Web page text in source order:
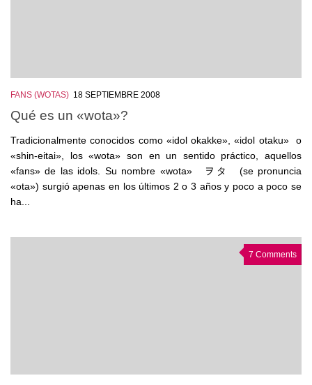
FANS (WOTAS) 18 SEPTIEMBRE 2008
Qué es un «wota»?
Tradicionalmente conocidos como «idol okakke», «idol otaku» o
«shin-eitai», los «wota» son en un sentido práctico, aquellos
«fans» de las idols. Su nombre «wota» ヲタ (se pronuncia
«ota») surgió apenas en los últimos 2 o 3 años y poco a poco se
ha...
7 Comments